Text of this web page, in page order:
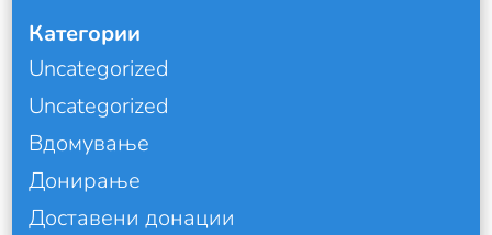
Категории
Uncategorized
Uncategorized
Вдомување
Донирање
Доставени донации